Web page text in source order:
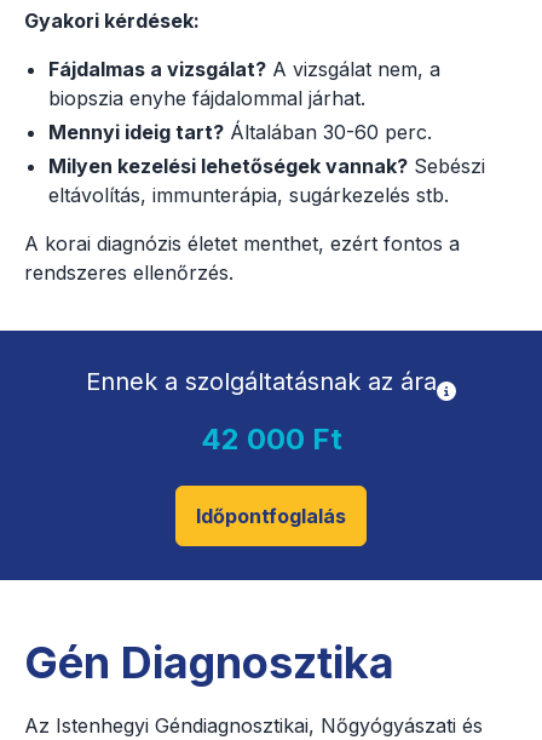
Gyakori kérdések:
Fájdalmas a vizsgálat? A vizsgálat nem, a
biopszia enyhe fájdalommal járhat.
Mennyi ideig tart? Általában 30-60 perc.
Milyen kezelési lehetőségek vannak? Sebészi
eltávolítás, immunterápia, sugárkezelés stb.
A korai diagnózis életet menthet, ezért fontos a
rendszeres ellenőrzés.
Ennek a szolgáltatásnak az ára
42 000 Ft
Időpontfoglalás
Gén Diagnosztika
Az Istenhegyi Géndiagnosztikai, Nőgyógyászati és